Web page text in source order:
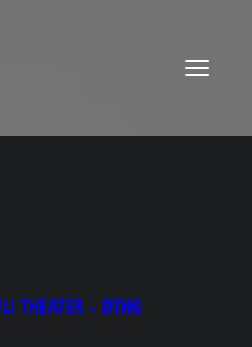
THEATER – DTHG